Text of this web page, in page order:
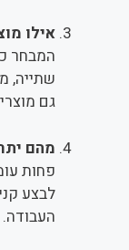
אילו
המבחר
שתייה,
גם
מהם
פחות
לבצע
העבודה.